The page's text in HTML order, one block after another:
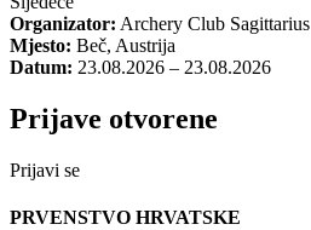
Organizator: Archery Club Sagittarius
Mjesto: Beč, Austrija
Datum: 23.08.2026 – 23.08.2026
Prijave otvorene
Prijavi se
PRVENSTVO HRVATSKE